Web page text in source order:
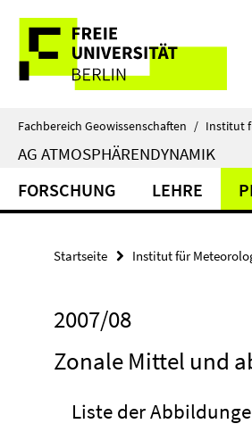
direkt
Inhalt
Service-
Navigation
Fachbereich Geowissenschaften / Institut
AG ATMOSPHÄRENDYNAMIK
FORSCHUNG LEHRE
Startseite Institut für
2007/08
Zonale Mittel und
Liste der